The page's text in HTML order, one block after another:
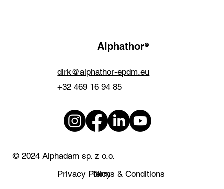
Alphathor®
dirk@alphathor-epdm.eu
+32 469 16 94 85
© 2024 Alphadam sp. z o.o.
Terms & Conditions
Privacy Policy